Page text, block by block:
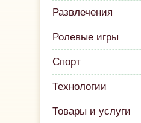
Развлечения
Ролевые игры
Спорт
Технологии
Товары и услуги